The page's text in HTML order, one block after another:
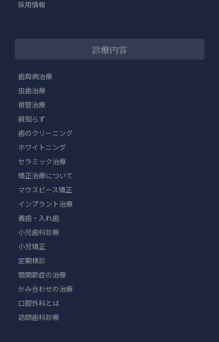
採用情報
診療内容
歯周病治療
虫歯治療
根管治療
親知らず
歯のクリーニング
ホワイトニング
セラミック治療
矯正治療について
マウスピース矯正
インプラント治療
義歯・入れ歯
小児歯科診療
小児矯正
定期検診
顎関節症の治療
かみ合わせの治療
口腔外科とは
訪問歯科診療